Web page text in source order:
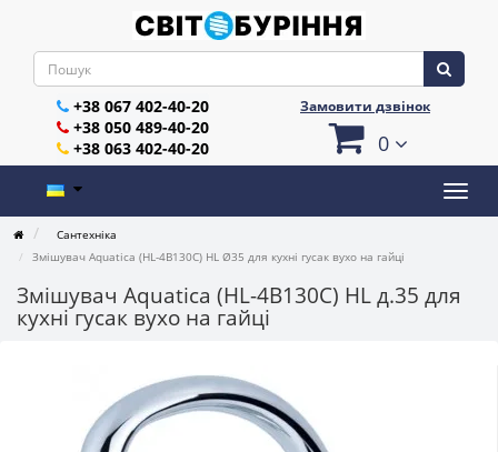
+38 067 402-40-20
+38 050 489-40-20
+38 063 402-40-20
Замовити дзвінок
0
Сантехніка
Змішувач Aquatica (HL-4B130C) HL Ø35 для кухні гусак вухо на гайці
Змішувач Aquatica (HL-4B130C) HL д.35 для
кухні гусак вухо на гайці